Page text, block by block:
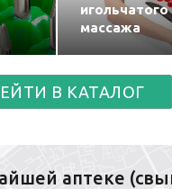
игольчатого
массажа
В КАТАЛОГ
аптеке